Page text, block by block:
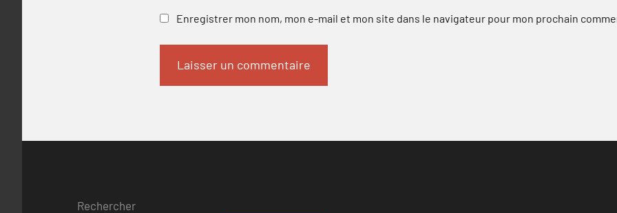
Enregistrer mon nom, mon e-mail et mon site dans le navigateur pour mon prochain
Rechercher